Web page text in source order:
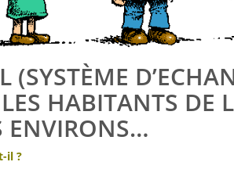
(SYSTÈME
HABITANTS DE
ENVIRONS…
il ?